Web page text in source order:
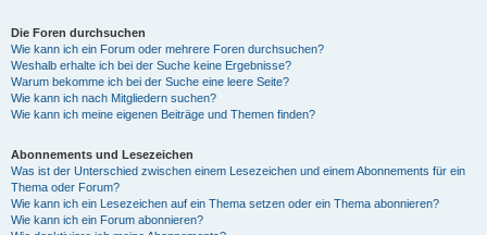
Die Foren durchsuchen
Wie kann ich ein Forum oder mehrere Foren durchsuchen?
Weshalb erhalte ich bei der Suche keine Ergebnisse?
Warum bekomme ich bei der Suche eine leere Seite?
Wie kann ich nach Mitgliedern suchen?
Wie kann ich meine eigenen Beiträge und Themen finden?
Abonnements und Lesezeichen
Was ist der Unterschied zwischen einem Lesezeichen und einem Abonnements für ein
Thema oder Forum?
Wie kann ich ein Lesezeichen auf ein Thema setzen oder ein Thema abonnieren?
Wie kann ich ein Forum abonnieren?